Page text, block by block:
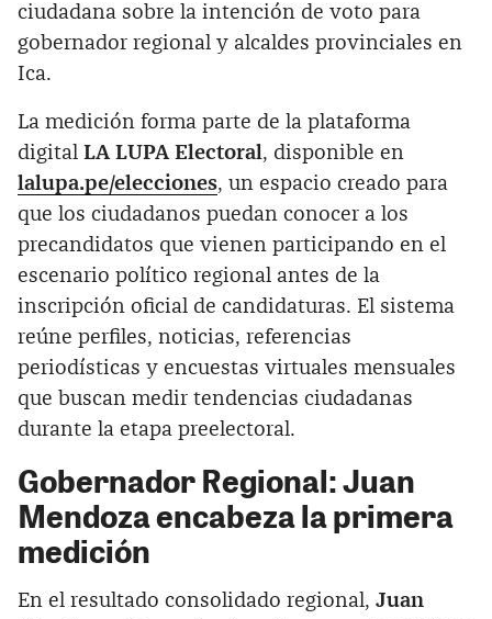
ciudadana sobre la intención de voto para
gobernador regional y alcaldes provinciales en
Ica.
La medición forma parte de la plataforma
digital LA LUPA Electoral , disponible en
lalupa.pe/elecciones, un espacio creado para
que los ciudadanos puedan conocer a los
precandidatos que vienen participando en el
escenario político regional antes de la
inscripción oficial de candidaturas. El sistema
reúne perfiles, noticias, referencias
periodísticas y encuestas virtuales mensuales
que buscan medir tendencias ciudadanas
durante la etapa preelectoral.
Gobernador Regional: Juan
Mendoza encabeza la primera
medición
En el resultado consolidado regional, Juan